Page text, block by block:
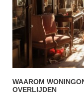
WAAROM
OVERLIJDEN